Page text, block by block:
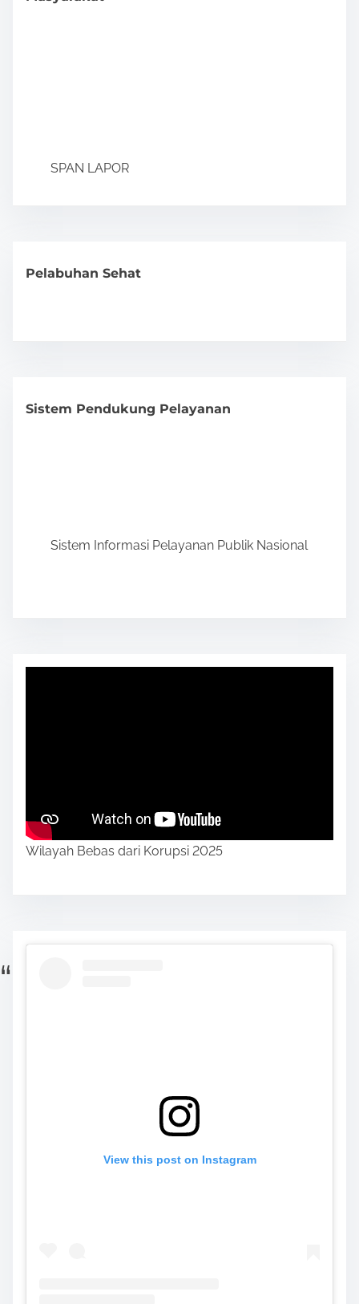
SPAN LAPOR
Pelabuhan Sehat
Sistem Pendukung Pelayanan
Sistem Informasi Pelayanan Publik Nasional
Wilayah Bebas dari Korupsi 2025
View this post on Instagram